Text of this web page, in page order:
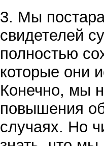
3. Мы
свидетелей
полностью
которые они
Конечно, мы
повышения
случаях. Но